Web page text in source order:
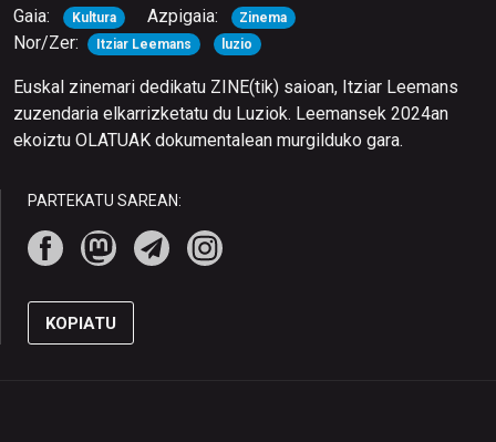
Gaia: Kultura Azpigaia: Zinema
Nor/Zer: Itziar Leemans luzio
Euskal zinemari dedikatu ZINE(tik) saioan, Itziar Leemans
zuzendaria elkarrizketatu du Luziok. Leemansek 2024an
ekoiztu OLATUAK dokumentalean murgilduko gara.
PARTEKATU SAREAN:
KOPIATU